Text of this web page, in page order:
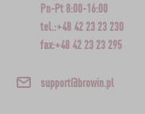
Pn-Pt 8:00-16:00
tel.:+48 42 23 23 230
fax:+48 42 23 23 295
support@browin.pl